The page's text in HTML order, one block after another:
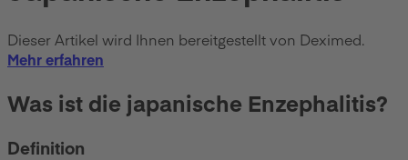
Dieser Artikel wird Ihnen bereitgestellt von Deximed.
Mehr erfahren
Was ist die japanische Enzephalitis?
Definition